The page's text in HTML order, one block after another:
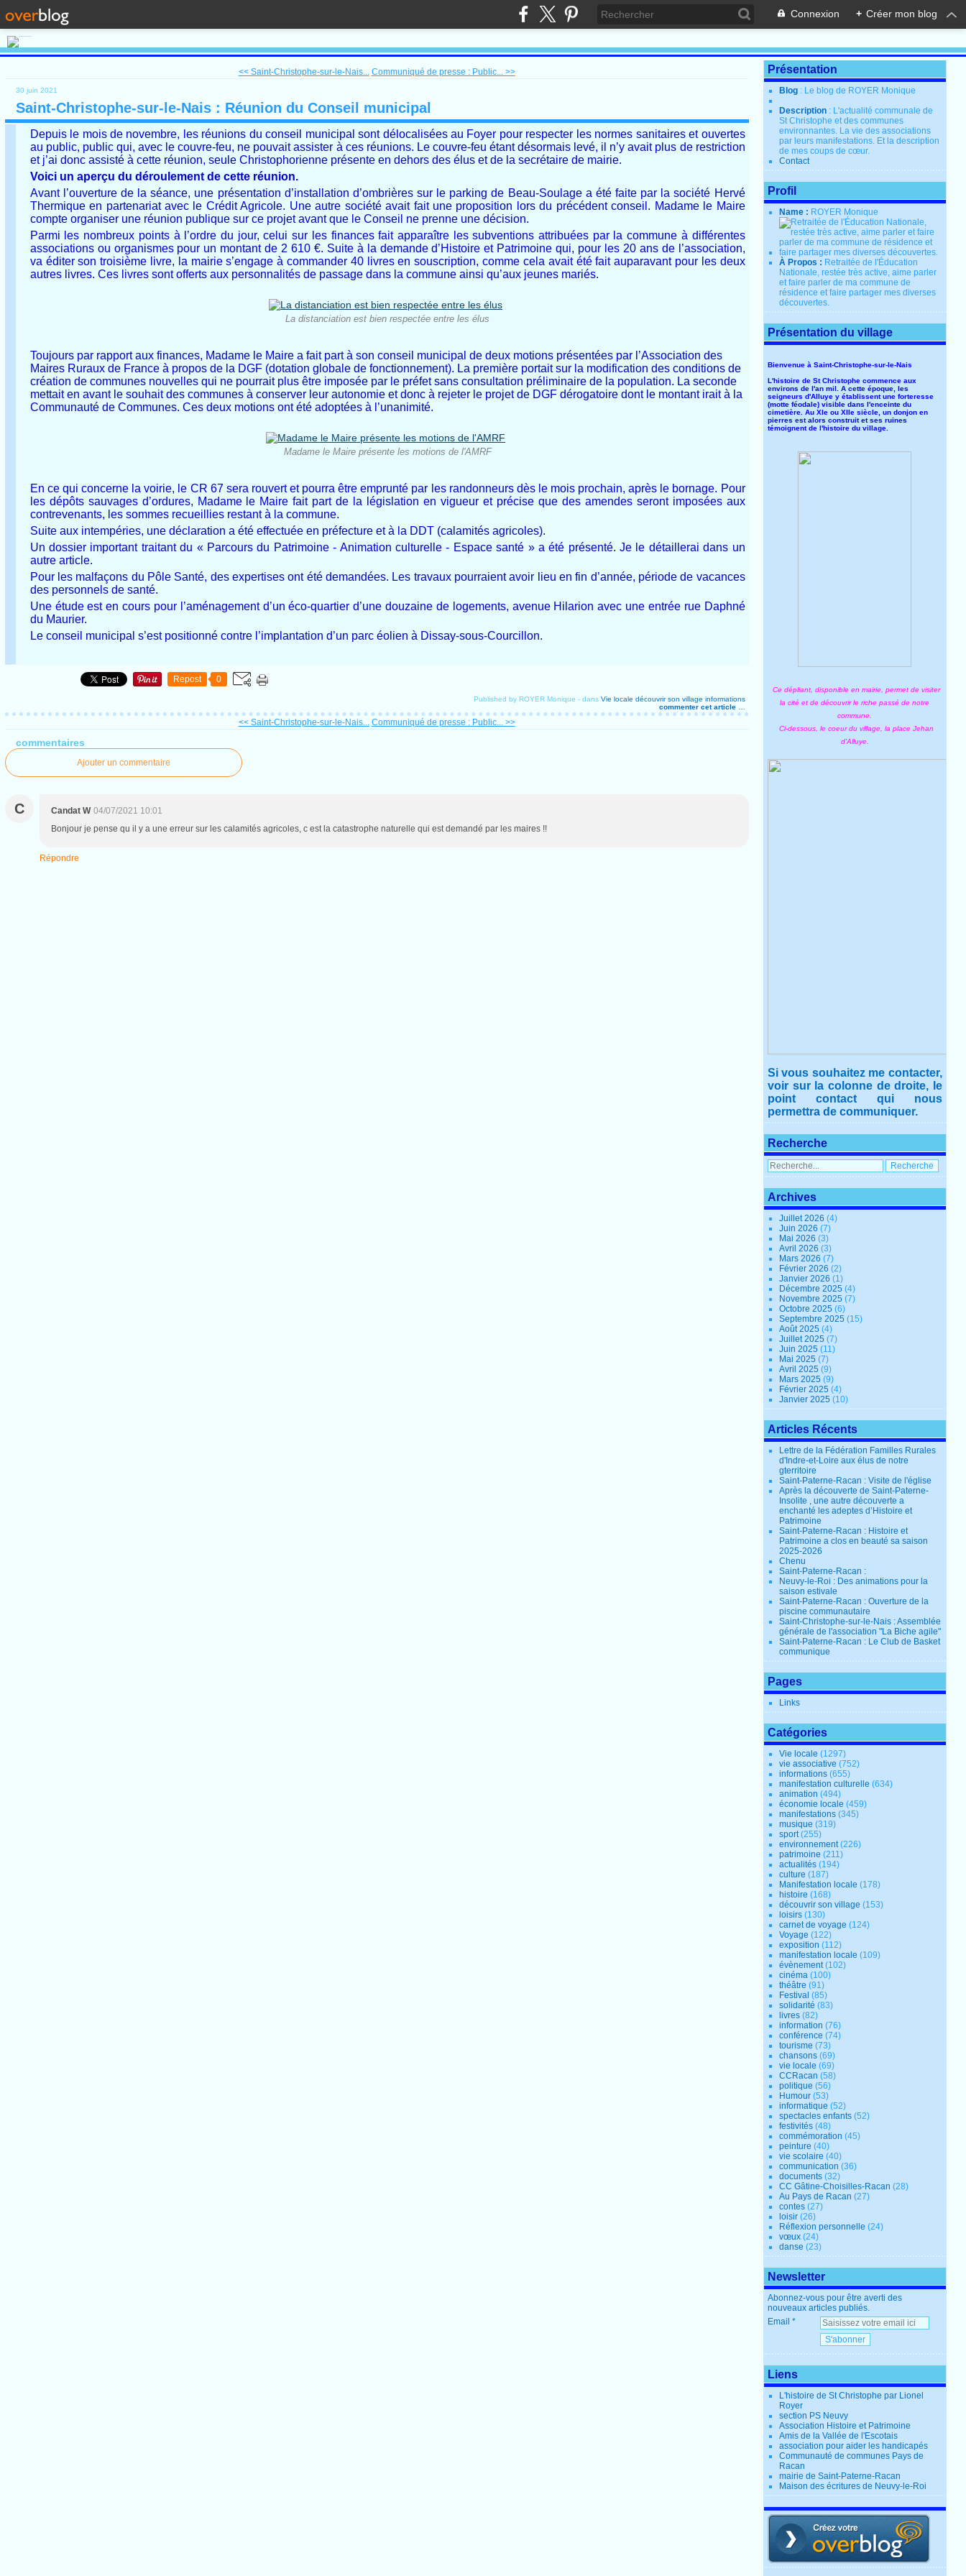
Connexion + Créer mon blog
<< Saint-Christophe-sur-le-Nais... Communiqué de presse : Public... >>
30 juin 2021
Saint-Christophe-sur-le-Nais : Réunion du Conseil municipal
Depuis le mois de novembre, les réunions du conseil municipal sont délocalisées au Foyer pour respecter les normes sanitaires et ouvertes
au public, public qui, avec le couvre-feu, ne pouvait assister à ces réunions. Le couvre-feu étant désormais levé, il n’y avait plus de restriction
et j’ai donc assisté à cette réunion, seule Christophorienne présente en dehors des élus et de la secrétaire de mairie.
Voici un aperçu du déroulement de cette réunion.
Avant l’ouverture de la séance, une présentation d’installation d’ombrières sur le parking de Beau-Soulage a été faite par la société Hervé
Thermique en partenariat avec le Crédit Agricole. Une autre société avait fait une proposition lors du précédent conseil. Madame le Maire
compte organiser une réunion publique sur ce projet avant que le Conseil ne prenne une décision.
Parmi les nombreux points à l’ordre du jour, celui sur les finances fait apparaître les subventions attribuées par la commune à différentes
associations ou organismes pour un montant de 2 610 €. Suite à la demande d’Histoire et Patrimoine qui, pour les 20 ans de l’association,
va éditer son troisième livre, la mairie s’engage à commander 40 livres en souscription, comme cela avait été fait auparavant pour les deux
autres livres. Ces livres sont offerts aux personnalités de passage dans la commune ainsi qu’aux jeunes mariés.
La distanciation est bien respectée entre les élus
Toujours par rapport aux finances, Madame le Maire a fait part à son conseil municipal de deux motions présentées par l’Association des
Maires Ruraux de France à propos de la DGF (dotation globale de fonctionnement). La première portait sur la modification des conditions de
création de communes nouvelles qui ne pourrait plus être imposée par le préfet sans consultation préliminaire de la population. La seconde
mettait en avant le souhait des communes à conserver leur autonomie et donc à rejeter le projet de DGF dérogatoire dont le montant irait à la
Communauté de Communes. Ces deux motions ont été adoptées à l’unanimité.
Madame le Maire présente les motions de l'AMRF
En ce qui concerne la voirie, le CR 67 sera rouvert et pourra être emprunté par les randonneurs dès le mois prochain, après le bornage. Pour
les dépôts sauvages d’ordures, Madame le Maire fait part de la législation en vigueur et précise que des amendes seront imposées aux
contrevenants, les sommes recueillies restant à la commune.
Suite aux intempéries, une déclaration a été effectuée en préfecture et à la DDT (calamités agricoles).
Un dossier important traitant du « Parcours du Patrimoine - Animation culturelle - Espace santé » a été présenté. Je le détaillerai dans un
autre article.
Pour les malfaçons du Pôle Santé, des expertises ont été demandées. Les travaux pourraient avoir lieu en fin d’année, période de vacances
des personnels de santé.
Une étude est en cours pour l’aménagement d’un éco-quartier d’une douzaine de logements, avenue Hilarion avec une entrée rue Daphné
du Maurier.
Le conseil municipal s’est positionné contre l’implantation d’un parc éolien à Dissay-sous-Courcillon.
Repost 0
Published by ROYER Monique -dans Vie locale découvrir son village informations
commenter cet article
<< Saint-Christophe-sur-le-Nais... Communiqué de presse : Public... >>
commentaires
Ajouter un commentaire
C Candat W 04/07/2021 10:01
Bonjour je pense qu il y a une erreur sur les calamités agricoles, c est la catastrophe naturelle qui est demandé par les maires !!
Répondre
Présentation
Blog : Le blog de ROYER Monique
Description : L'actualité communale de
St Christophe et des communes
environnantes. La vie des associations
par leurs manifestations. Et la description
de mes coups de cœur.
Contact
Profil
Name : ROYER Monique
À Propos : Retraitée de l'Éducation
Nationale, restée très active, aime parler
et faire parler de ma commune de
résidence et faire partager mes diverses
découvertes.
Présentation du village
Bienvenue à Saint-Christophe-sur-le-Nais
L'histoire de St Christophe commence aux
environs de l'an mil. A cette époque, les
seigneurs d'Alluye y établissent une forteresse
(motte féodale) visible dans l'enceinte du
cimetière. Au XIe ou XIIe siècle, un donjon en
pierres est alors construit et ses ruines
témoignent de l'histoire du village.
Ce dépliant, disponible en mairie, permet de visiter
la cité et de découvrir le riche passé de notre
commune.
Ci-dessous, le coeur du village, la place Jehan
d'Alluye.
Si vous souhaitez me contacter,
voir sur la colonne de droite, le
point contact qui nous
permettra de communiquer.
Recherche
Archives
Juillet 2026(4)
Juin 2026(7)
Mai 2026(3)
Avril 2026(3)
Mars 2026(7)
Février 2026(2)
Janvier 2026(1)
Décembre 2025(4)
Novembre 2025(7)
Octobre 2025(6)
Septembre 2025(15)
Août 2025(4)
Juillet 2025(7)
Juin 2025(11)
Mai 2025(7)
Avril 2025(9)
Mars 2025(9)
Février 2025(4)
Janvier 2025(10)
Articles Récents
Lettre de la Fédération Familles Rurales
d'Indre-et-Loire aux élus de notre
gterritoire
Saint-Paterne-Racan : Visite de l'église
Après la découverte de Saint-Paterne-
Insolite , une autre découverte a
enchanté les adeptes d’Histoire et
Patrimoine
Saint-Paterne-Racan : Histoire et
Patrimoine a clos en beauté sa saison
2025-2026
Chenu
Saint-Paterne-Racan :
Neuvy-le-Roi : Des animations pour la
saison estivale
Saint-Paterne-Racan : Ouverture de la
piscine communautaire
Saint-Christophe-sur-le-Nais : Assemblée
générale de l'association "La Biche agile"
Saint-Paterne-Racan : Le Club de Basket
communique
Pages
Links
Catégories
Vie locale (1297)
vie associative (752)
informations (655)
manifestation culturelle (634)
animation (494)
économie locale (459)
manifestations (345)
musique (319)
sport(255)
environnement(226)
patrimoine (211)
actualités (194)
culture (187)
Manifestation locale (178)
histoire (168)
découvrir son village (153)
loisirs (130)
carnet de voyage (124)
Voyage (122)
exposition (112)
manifestation locale (109)
évènement(102)
cinéma (100)
théâtre (91)
Festival (85)
solidarité (83)
livres (82)
information (76)
conférence (74)
tourisme (73)
chansons (69)
vie locale (69)
CCRacan (58)
politique (56)
Humour (53)
informatique (52)
spectacles enfants (52)
festivités (48)
commémoration (45)
peinture (40)
vie scolaire (40)
communication (36)
documents (32)
CC Gâtine-Choisilles-Racan (28)
Au Pays de Racan (27)
contes (27)
loisir (26)
Réflexion personnelle (24)
vœux (24)
danse (23)
Newsletter
Abonnez-vous pour être averti des
nouveaux articles publiés.
Email
Liens
L'histoire de St Christophe par Lionel
Royer
section PS Neuvy
Association Histoire et Patrimoine
Amis de la Vallée de l'Escotais
association pour aider les handicapés
Communauté de communes Pays de
Racan
mairie de Saint-Paterne-Racan
Maison des écritures de Neuvy-le-Roi